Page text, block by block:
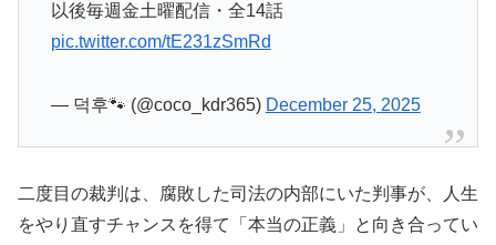
以後毎週金土曜配信・全14話
pic.twitter.com/tE231zSmRd
— 덕후🐾 (@coco_kdr365) December 25, 2025
二度目の裁判は、腐敗した司法の内部にいた判事が、人生
をやり直すチャンスを得て「本当の正義」と向き合ってい